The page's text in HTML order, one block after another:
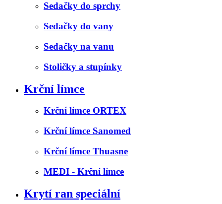
Sedačky do sprchy
Sedačky do vany
Sedačky na vanu
Stoličky a stupínky
Krční límce
Krční límce ORTEX
Krční límce Sanomed
Krční límce Thuasne
MEDI - Krční límce
Krytí ran speciální